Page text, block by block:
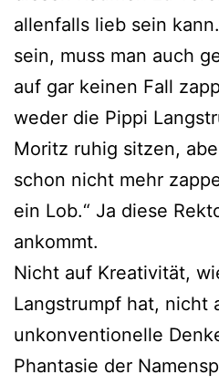
allenfalls lieb sein
sein, muss man auch
auf gar keinen Fall
weder die Pippi
Moritz ruhig sitzen,
schon nicht mehr
ein Lob.“ Ja diese
ankommt.
Nicht auf Kreativität,
Langstrumpf hat, nicht
unkonventionelle
Phantasie der